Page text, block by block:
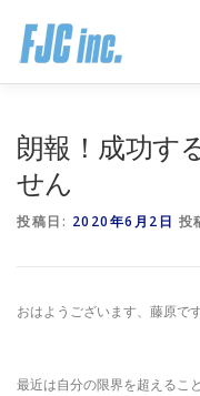
朗報！成功す
せん
投稿日: 2020年6月2日 投
おはようございます、藤原で
最近は自分の限界を超えるこ